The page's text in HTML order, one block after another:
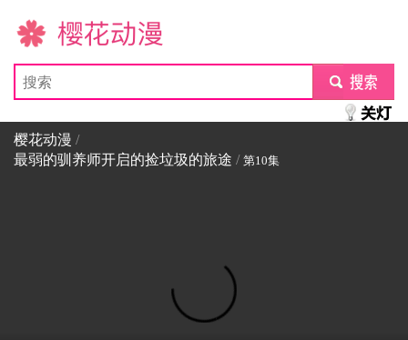
樱花动漫
submit
樱花动漫 /
最弱的驯养师开启的捡垃圾的旅途 / 第10集